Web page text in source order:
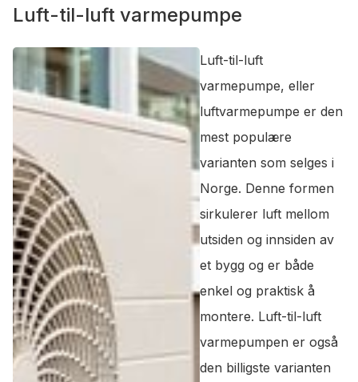
Luft-til-luft varmepumpe
Luft-til-luft
varmepumpe, eller
luftvarmepumpe er den
mest populære
varianten som selges i
Norge. Denne formen
sirkulerer luft mellom
utsiden og innsiden av
et bygg og er både
enkel og praktisk å
montere. Luft-til-luft
varmepumpen er også
den billigste varianten